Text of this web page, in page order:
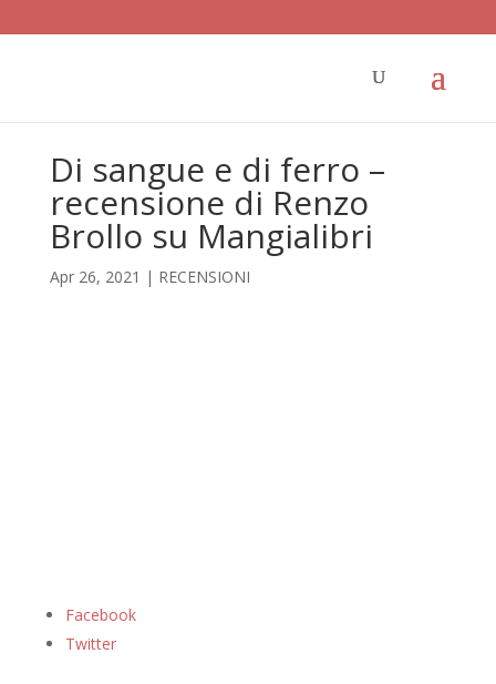
Di sangue e di ferro –
recensione di Renzo
Brollo su Mangialibri
Apr 26, 2021 | RECENSIONI
Facebook
Twitter